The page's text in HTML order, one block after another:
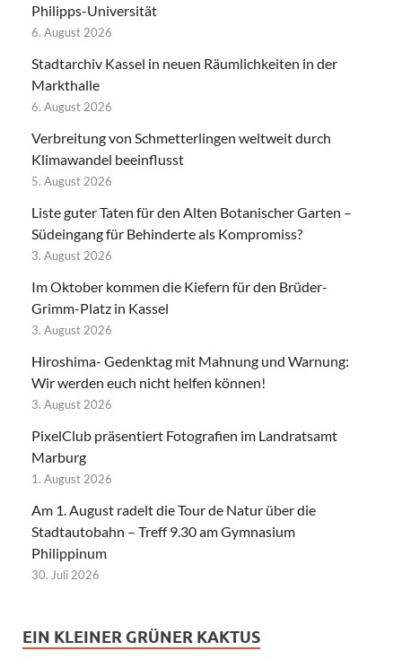
Philipps-Universität
6. August 2026
Stadtarchiv Kassel in neuen Räumlichkeiten in der
Markthalle
6. August 2026
Verbreitung von Schmetterlingen weltweit durch
Klimawandel beeinflusst
5. August 2026
Liste guter Taten für den Alten Botanischer Garten –
Südeingang für Behinderte als Kompromiss?
3. August 2026
Im Oktober kommen die Kiefern für den Brüder-
Grimm-Platz in Kassel
3. August 2026
Hiroshima- Gedenktag mit Mahnung und Warnung:
Wir werden euch nicht helfen können!
3. August 2026
PixelClub präsentiert Fotografien im Landratsamt
Marburg
1. August 2026
Am 1. August radelt die Tour de Natur über die
Stadtautobahn – Treff 9.30 am Gymnasium
Philippinum
30. Juli 2026
EIN KLEINER GRÜNER KAKTUS